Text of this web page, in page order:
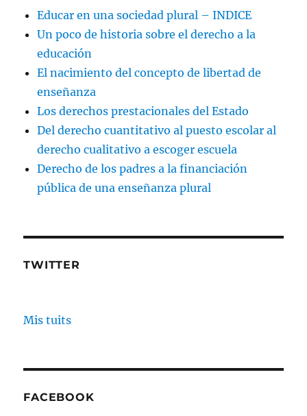
Educar en una sociedad plural – INDICE
Un poco de historia sobre el derecho a la
educación
El nacimiento del concepto de libertad de
enseñanza
Los derechos prestacionales del Estado
Del derecho cuantitativo al puesto escolar al
derecho cualitativo a escoger escuela
Derecho de los padres a la financiación
pública de una enseñanza plural
TWITTER
Mis tuits
FACEBOOK